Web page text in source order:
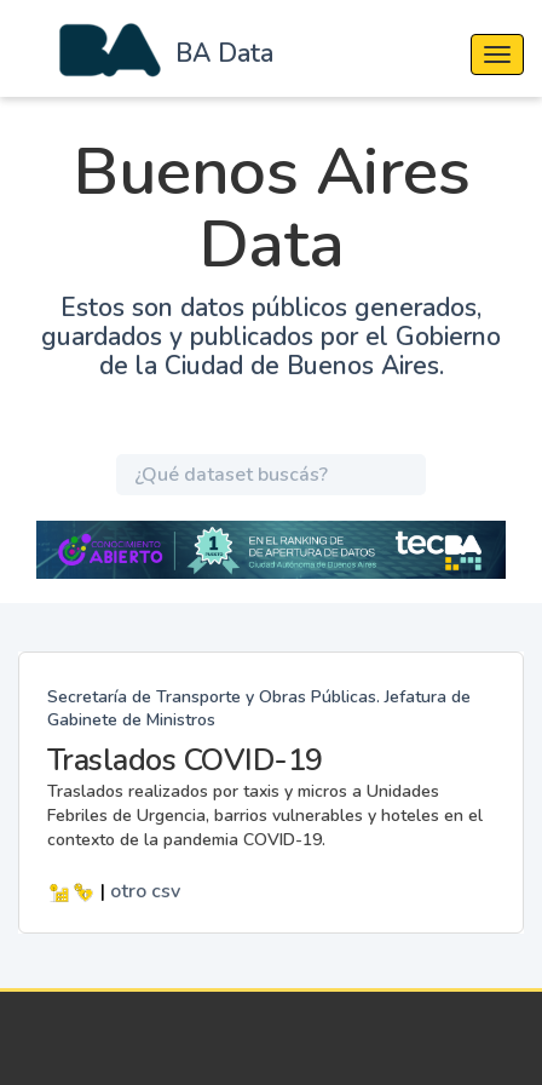
BA Data
Buenos Aires
Data
Estos son datos públicos generados,
guardados y publicados por el Gobierno
de la Ciudad de Buenos Aires.
Secretaría de Transporte y Obras Públicas. Jefatura de
Gabinete de Ministros
Traslados COVID-19
Traslados realizados por taxis y micros a Unidades
Febriles de Urgencia, barrios vulnerables y hoteles en el
contexto de la pandemia COVID-19.
| otro csv